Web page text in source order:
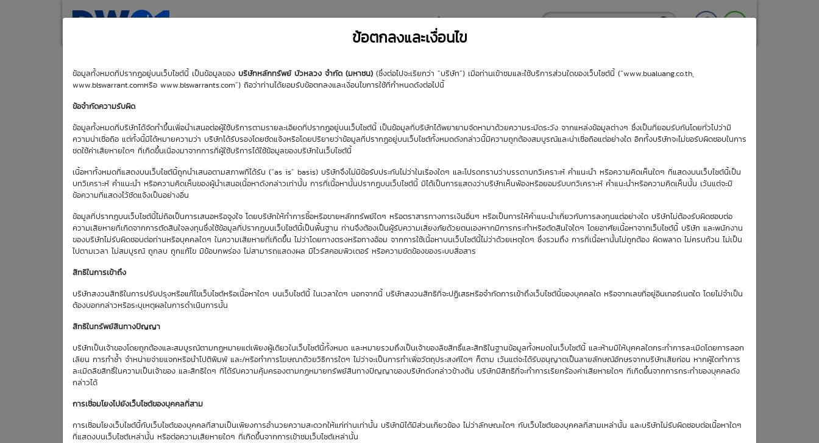
ข้อตกลงและเงื่อนไข
ข้อมูลทั้งหมดที่ปรากฏอยู่บนเว็บไซต์นี้ เป็นข้อมูลของ บริษัทหลักทรัพย์ บัวหลวง จำกัด (มหาชน) (ซึ่งต่อไปจะเรียกว่า “บริษัท”) เมื่อท่านเข้าชมและใช้บริการส่วนใดของเว็บไซต์นี้ (“www.bualuang.co.th,
www.blswarrant.comหรือ www.blswarrants.com”) ถือว่าท่านได้ยอมรับข้อตกลงและเงื่อนไขการใช้ที่กำหนดดังต่อไปนี้
ข้อจำกัดความรับผิด
ข้อมูลทั้งหมดที่บริษัทได้จัดทำขึ้นเพื่อนำเสนอต่อผู้ใช้บริการตามรายละเอียดที่ปรากฏอยู่บนเว็บไซต์นี้ เป็นข้อมูลที่บริษัทได้พยายามจัดหามาด้วยความระมัดระวัง จากแหล่งข้อมูลต่างๆ ซึ่งเป็นที่ยอมรับกันโดยทั่วไปว่ามี
ความน่าเชื่อถือ แต่ทั้งนี้มิได้หมายความว่า บริษัทได้รับรองโดยชัดแจ้งหรือโดยปริยายว่าข้อมูลที่ปรากฏอยู่บนเว็บไซต์ทั้งหมดดังกล่าวนี้มีความถูกต้องสมบูรณ์และน่าเชื่อถือแต่อย่างใด อีกทั้งบริษัทจะไม่ขอรับผิดชอบในการ
ชดใช้ค่าเสียหายใดๆ ที่เกิดขึ้นเนื่องมาจากการที่ผู้ใช้บริการได้ใช้ข้อมูลของบริษัทในเว็บไซต์นี้
เนื้อหาทั้งหมดที่แสดงบนเว็บไซต์นี้ถูกนำเสนอตามสภาพที่ได้รับ (“as is” basis) บริษัทจึงไม่มีข้อรับประกันไม่ว่าในเรื่องใดๆ และโปรดทราบว่าบรรดาบทวิเคราะห์ คำแนะนำ หรือความคิดเห็นใดๆ ที่แสดงบนเว็บไซต์นี้เป็น
บทวิเคราะห์ คำแนะนำ หรือความคิดเห็นของผู้นำเสนอเนื้อหาดังกล่าวเท่านั้น การที่เนื้อหานั้นปรากฏบนเว็บไซต์นี้ มิได้เป็นการแสดงว่าบริษัทเห็นพ้องหรือยอมรับบทวิเคราะห์ คำแนะนำหรือความคิดเห็นนั้น เว้นแต่จะมี
ข้อความที่แสดงไว้ชัดแจ้งเป็นอย่างอื่น
ข้อมูลที่ปรากฎบนเว็บไซต์นี้ไม่ถือเป็นการเสนอหรือจูงใจ โดยบริษัทให้ทำการซื้อหรือขายหลักทรัพย์ใดๆ หรือตราสารทางการเงินอื่นๆ หรือเป็นการให้คำแนะนำเกี่ยวกับการลงทุนแต่อย่างใด บริษัทไม่ต้องรับผิดชอบต่อ
ความเสียหายที่เกิดจากการตัดสินใจลงทุนซึ่งใช้ข้อมูลที่ปรากฏบนเว็บไซต์นี้เป็นพื้นฐาน ท่านจึงต้องเป็นผู้รับความเสี่ยงภัยด้วยตนเองหากมีการกระทำหรือตัดสินใจใดๆ โดยอาศัยเนื้อหาจากเว็บไซต์นี้ บริษัท และพนักงาน
ของบริษัทไม่รับผิดชอบต่อท่านหรือบุคคลใดๆ ในความเสียหายที่เกิดขึ้น ไม่ว่าโดยทางตรงหรือทางอ้อม จากการใช้เนื้อหาบนเว็บไซต์นี้ไม่ว่าด้วยเหตุใดๆ ซึ่งรวมถึง การที่เนื้อหานั้นไม่ถูกต้อง ผิดพลาด ไม่ครบถ้วน ไม่เป็น
ไปตามเวลา ไม่สมบูรณ์ ถูกลบ ถูกแก้ไข มีข้อบกพร่อง ไม่สามารถแสดงผล มีไวรัสคอมพิวเตอร์ หรือความขัดข้องของระบบสื่อสาร
สิทธิในการเข้าถึง
บริษัทสงวนสิทธิในการปรับปรุงหรือแก้ไขเว็บไซต์หรือเนื้อหาใดๆ บนเว็บไซต์นี้ ในเวลาใดๆ นอกจากนี้ บริษัทสงวนสิทธิที่จะปฏิเสธหรือจำกัดการเข้าถึงเว็บไซต์นี้ของบุคคลใด หรือจากเลขที่อยู่อินเทอร์เนตใด โดยไม่จำเป็น
ต้องบอกกล่าวหรือระบุเหตุผลในการดำเนินการนั้น
สิทธิในทรัพย์สินทางปัญญา
บริษัทเป็นเจ้าของโดยถูกต้องและสมบูรณ์ตามกฏหมายแต่เพียงผู้เดียวในเว็บไซต์นี้ทั้งหมด และหมายรวมถึงเป็นเจ้าของลิขสิทธิ์และสิทธิในฐานข้อมูลทั้งหมดในเว็บไซต์นี้ และห้ามมิให้บุคคลใดกระทำการละเมิดโดยการลอก
เลียน การทำซ้ำ จำหน่ายจ่ายแจกหรือนำไปตีพิมพ์ และ/หรือทำการโฆษณาด้วยวิธีการใดๆ ไม่ว่าจะเป็นการทำเพื่อวัตถุประสงค์ใดๆ ก็ตาม เว้นแต่จะได้รับอนุญาตเป็นลายลักษณ์อักษรจากบริษัทเสียก่อน หากผู้ใดทำการ
ละเมิดลิขสิทธิ์ในความเป็นเจ้าของ และสิทธิใดๆ ที่ได้รับความคุ้มครองตามกฏหมายทรัพย์สินทางปัญญาของบริษัทดังกล่าวข้างต้น บริษัทมีสิทธิที่จะทำการเรียกร้องค่าเสียหายใดๆ ที่เกิดขึ้นจากการกระทำของบุคคลดัง
กล่าวได้
การเชื่อมโยงไปยังเว็บไซต์ของบุคคลที่สาม
การเชื่อมโยงเว็บไซต์นี้กับเว็บไซต์ของบุคคลที่สามเป็นเพียงการอำนวยความสะดวกให้แก่ท่านเท่านั้น บริษัทมิได้มีส่วนเกี่ยวข้อง ไม่ว่าลักษณะใดๆ กับเว็บไซต์ของบุคคลที่สามเหล่านั้น และบริษัทไม่รับผิดชอบต่อเนื้อหาใดๆ
ที่แสดงบนเว็บไซต์เหล่านั้น หรือต่อความเสียหายใดๆ ที่เกิดขึ้นจากการเข้าชมเว็บไซต์เหล่านั้น
Home(current)
Search My DW Highlight DW มุมความรู้ DW Search
GPSC01P2611A
แรก
29 พ.ค. 2569
วันซื้อขายปัจจุบัน
7 ส.ค. 2569
สุดท้าย
6 พ.ย. 2569
-5.85 -4.24 % 62
ตารางเสนอซื้อคืนเบื้องต้นของ DW01*
ราคาเสนอซื้อคืนเบื้องต้นของ GPSC01P2611A